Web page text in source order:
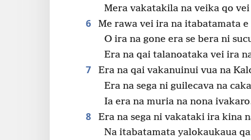
Mera vakatakila na veika qo
6
Me rawa vei ira na itabatamata
O ira na gone era se bera ni
Era na qai talanoataka vei ira
7
Era na qai vakanuinui vua na
Era na sega ni guilecava na
Ia era na muria na nona
8
Era na sega ni vakataki ira kina
Na itabatamata yalokaukaua